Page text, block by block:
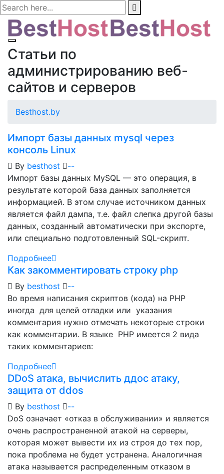
Статьи по
администрированию веб-
сайтов и серверов
Besthost.by
Импорт базы данных mysql через
консоль Linux
By besthost --
Импорт базы данных MySQL — это операция, в
результате которой база данных заполняется
информацией. В этом случае источником данных
является файл дампа, т.е. файл слепка другой базы
данных, созданный автоматически при экспорте,
или специально подготовленный SQL-скрипт.
Подробнее
Как закомментировать строку php
By besthost --
Во время написания скриптов (кода) на PHP
иногда для целей отладки или указания
комментария нужно отмечать некоторые строки
как комментарии. В языке PHP имеется 2 вида
таких комментариев:
Подробнее
DDoS атака, вычислить ддос атаку,
защита от ddos
By besthost --
DoS означает «отказ в обслуживании» и является
очень распространенной атакой на серверы,
которая может вывести их из строя до тех пор,
пока проблема не будет устранена. Аналогичная
атака называется распределенным отказом в